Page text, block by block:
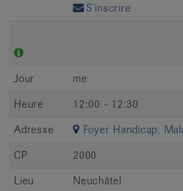
S’inscrire
Jour
me
Heure
12:00 - 12:30
Adresse
Foyer Handicap,
CP
2000
Lieu
Neuchâtel